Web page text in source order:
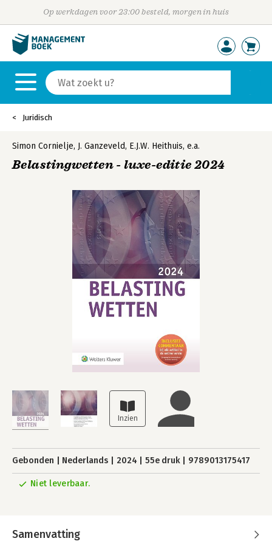
Op werkdagen voor 23:00 besteld, morgen in huis
Juridisch
Simon Cornielje, J. Ganzeveld, E.J.W. Heithuis, e.a.
Belastingwetten - luxe-editie 2024
Gebonden Nederlands 2024 55e druk 9789013175417
Niet leverbaar.
Samenvatting